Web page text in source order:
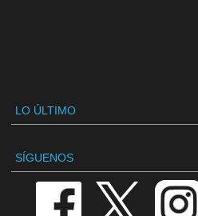
LO ÚLTIMO
SÍGUENOS